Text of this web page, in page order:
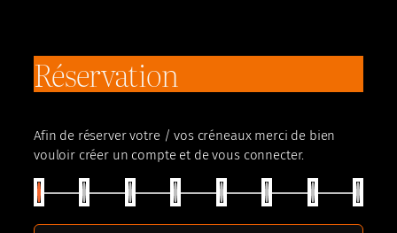
Réservation
Afin de réserver votre / vos créneaux merci de bien
vouloir créer un compte et de vous connecter.